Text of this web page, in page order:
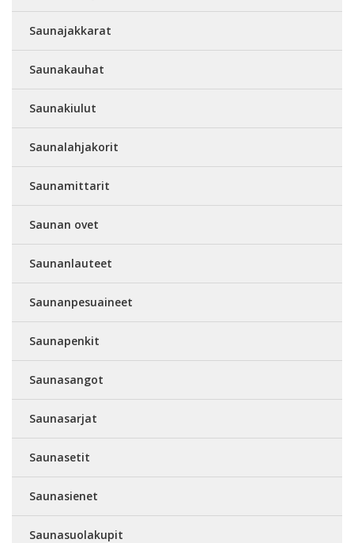
Saunajakkarat
Saunakauhat
Saunakiulut
Saunalahjakorit
Saunamittarit
Saunan ovet
Saunanlauteet
Saunanpesuaineet
Saunapenkit
Saunasangot
Saunasarjat
Saunasetit
Saunasienet
Saunasuolakupit